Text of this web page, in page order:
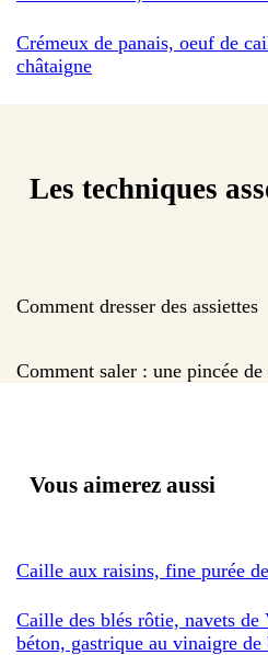
Crémeux de panais, oeuf de
châtaigne
Les techniques
Comment dresser des assiettes
Comment saler : une pincée de
Vous aimerez aussi
Caille aux raisins, fine purée
Caille des blés rôtie, navets de
béton, gastrique au vinaigre de